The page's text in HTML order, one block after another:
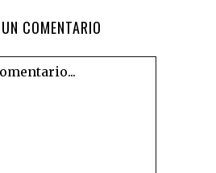
COMENTARIO